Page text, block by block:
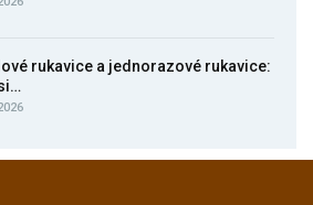
rukavice a jednorazové rukavice: